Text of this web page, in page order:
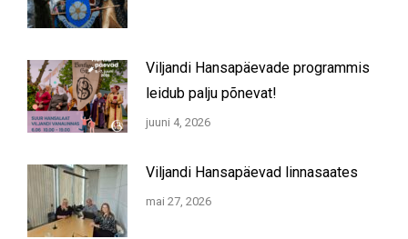
Viljandi Hansapäevade programmis
leidub palju põnevat!
juuni 4, 2026
Viljandi Hansapäevad linnasaates
mai 27, 2026